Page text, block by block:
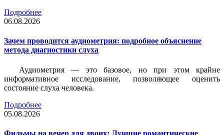
Подробнее
06.08.2026
Зачем проводится аудиометрия: подробное объяснение
метода диагностики слуха
Аудиометрия — это базовое, но при этом крайне
информативное исследование, позволяющее оценить
состояние слуха человека.
Подробнее
05.08.2026
Фильмы на вечер для двоих: Лучшие романтические